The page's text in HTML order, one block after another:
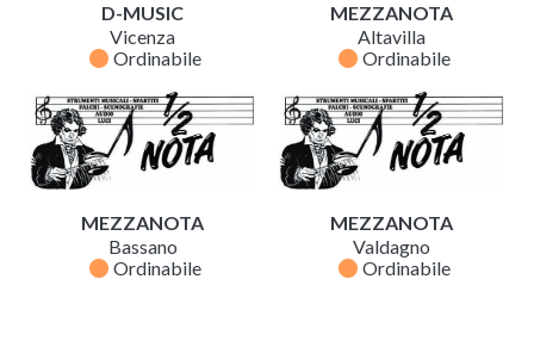
D-MUSIC
Vicenza
fiber_manual_record Ordinabile
MEZZANOTA
Altavilla
fiber_manual_record Ordinabile
MEZZANOTA
Bassano
fiber_manual_record Ordinabile
MEZZANOTA
Valdagno
fiber_manual_record Ordinabile